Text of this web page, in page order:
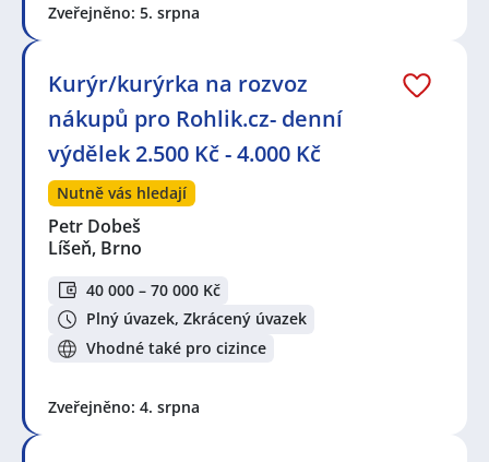
Zveřejněno: 5. srpna
Kurýr/kurýrka na rozvoz
nákupů pro Rohlik.cz- denní
výdělek 2.500 Kč - 4.000 Kč
Nutně vás hledají
Petr Dobeš
Líšeň, Brno
40 000 – 70 000 Kč
Plný úvazek, Zkrácený úvazek
Vhodné také pro cizince
Zveřejněno: 4. srpna